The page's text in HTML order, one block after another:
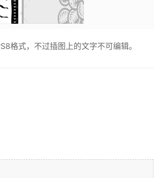
格式，不过插图上的文字不可编辑。